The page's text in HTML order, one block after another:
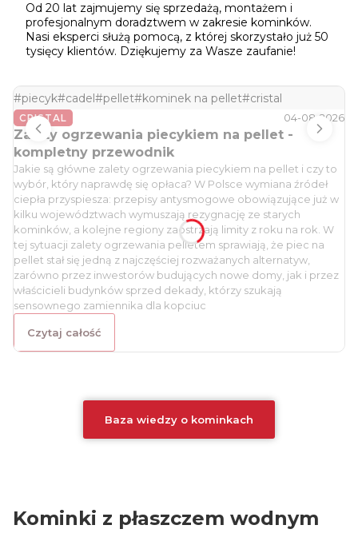
Od 20 lat zajmujemy się sprzedażą, montażem i
profesjonalnym doradztwem w zakresie kominków.
Nasi eksperci służą pomocą, z której skorzystało już 50
tysięcy klientów. Dziękujemy za Wasze zaufanie!
CRISTAL 04-08-2026
Zalety ogrzewania piecykiem na pellet -
kompletny przewodnik
Jakie są główne zalety ogrzewania piecykiem na pellet i czy to
wybór, który naprawdę się opłaca? W Polsce wymiana źródeł
ciepła przyspiesza: przepisy antysmogowe obowiązujące już w
kilku województwach wymuszają rezygnację ze starych
kominków, a kolejne regiony zaostrzają limity z roku na rok. W
tej sytuacji zalety ogrzewania pelletem sprawiają, że piec na
pellet stał się jedną z najczęściej rozważanych alternatyw,
zarówno przez inwestorów budujących nowe domy, jak i przez
właścicieli budynków sprzed dekady, którzy szukają
sensownego zamiennika dla kopciuc
Czytaj całość
piecyk cadel pellet kominek na pellet cristal
Baza wiedzy o kominkach
Kominki z płaszczem wodnym